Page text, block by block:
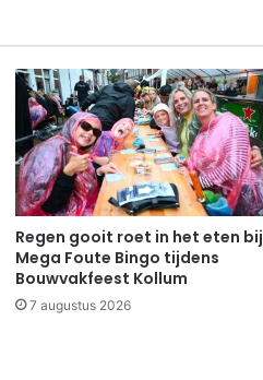
Regen gooit roet in het eten bij
Mega Foute Bingo tijdens
Bouwvakfeest Kollum
7 augustus 2026